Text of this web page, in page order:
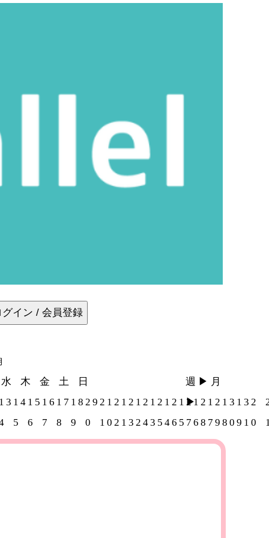
ログイン / 会員登録
1
5
1
6
1
7
1
8
1
9
2
0
2
1
2
2
2
3
2
4
2
5
2
6
2
7
2
8
2
9
3
0
3
1
水 木 金 土
日
3
4 5 6 7 8 9
1
0
1
1
1
2
1
3
1
4
1
5
1
6
1
7
1
8
1
9
2
0
週 ▶︎ 月
▶︎